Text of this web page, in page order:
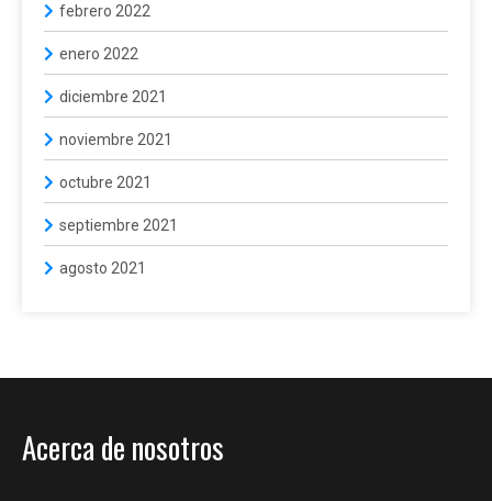
febrero 2022
enero 2022
diciembre 2021
noviembre 2021
octubre 2021
septiembre 2021
agosto 2021
Acerca de nosotros